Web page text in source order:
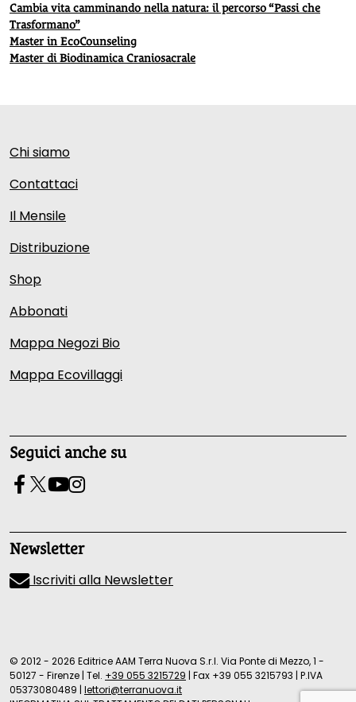
Cambia vita camminando nella natura: il percorso “Passi che
Trasformano”
Master in EcoCounseling
Master di Biodinamica Craniosacrale
Chi siamo
Contattaci
Il Mensile
Distribuzione
Shop
Abbonati
Mappa Negozi Bio
Mappa Ecovillaggi
Seguici anche su
Newsletter
Iscriviti alla Newsletter
© 2012 - 2026 Editrice AAM Terra Nuova S.r.l. Via Ponte di Mezzo, 1 -
50127 - Firenze | Tel. +39 055 3215729 | Fax +39 055 3215793 | P.IVA
05373080489 | lettori@terranuova.it